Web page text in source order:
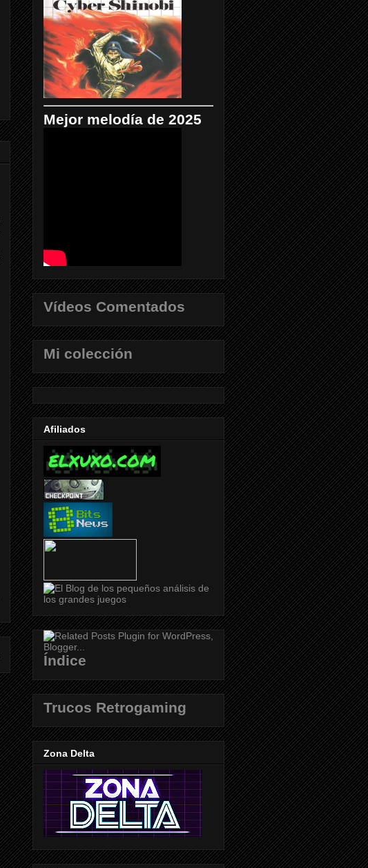
Mejor melodía de 2025
Vídeos Comentados
Mi colección
Afiliados
Índice
Trucos Retrogaming
Zona Delta